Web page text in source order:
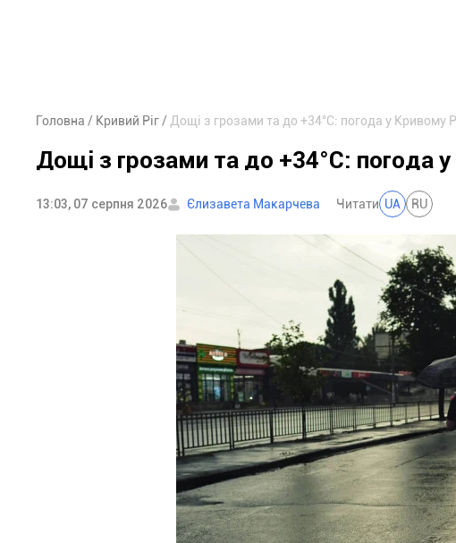
Головна Кривий Ріг Дощі з грозами та до +34°С: погода у Кривому
Дощі з грозами та до +34°С: погода
13:03, 07 серпня 2026 Єлизавета Макарчева Читати UA RU